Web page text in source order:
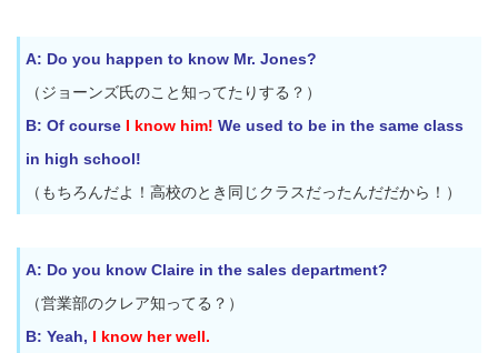
A: Do you happen to know Mr. Jones?
（ジョーンズ氏のこと知ってたりする？）
B: Of course I know him! We used to be in the same class
in high school!
（もちろんだよ！高校のとき同じクラスだったんだだから！）
A: Do you know Claire in the sales department?
（営業部のクレア知ってる？）
B: Yeah, I know her well.